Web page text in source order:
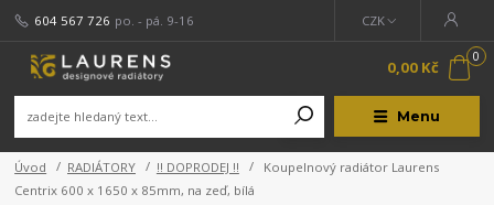
Menu
CZK
604 567 726 po. - pá. 9-16
0
0,00 Kč
Úvod RADIÁTORY !! DOPRODEJ !!
Koupelnový radiátor Laurens
Centrix 600 x 1650 x 85mm, na zeď, bílá